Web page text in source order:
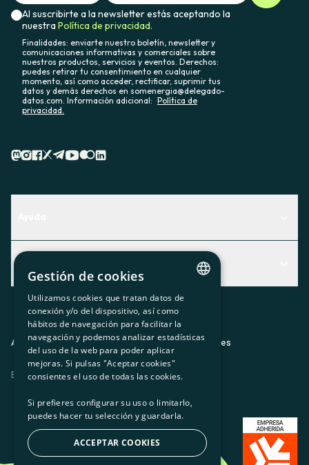
Al suscribirte a la newsletter estás aceptando la
nuestraPolítica de privacidad.
Finalidades: enviarte nuestro boletín, newsletter y
comunicaciones informativas y comerciales sobre
nuestros productos, servicios y eventos. Derechos:
puedes retirar tu consentimiento en cualquier
momento, así como acceder, rectificar, suprimir tus
datos y demás derechos en somenergia@delegado-
datos.com. Información adicional: Política de
privacidad.
Descubre qué servicio te encaja mejor
Contacto
Actualidad
El rincón de la socia
Prensa
Trabaja con nosotros
Aviso legalPolítica de privacidadPolítica de cookies
ES CAGLEU
CATALAN
SPANISH
GL
BASQUE
Gestión de cookies
Utilizamos cookies que tratan datos de
conexión y/o del dispositivo, así como
hábitos de navegación para facilitar la
navegación y podemos analizar estadísticas
del uso de la web para poder aplicar
mejoras. Si pulsas "Aceptar cookies"
consientes el uso de todas las cookies.
Si prefieres configurar su uso o limitarlo,
puedes hacer tu selección y guardarla.
ACCEPTAR COOKIES